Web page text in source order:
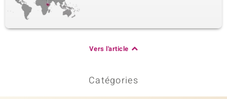
Vers l'article
Catégories